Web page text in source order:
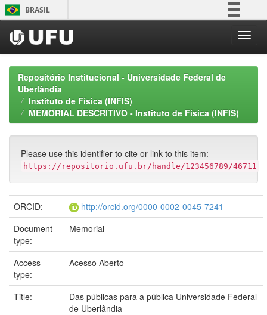
Skip
navigation
BRASIL
Participe
Acesso à informação
Canais
Repositório Institucional - Universidade Federal de
Uberlândia
Instituto de Física (INFIS)
MEMORIAL DESCRITIVO - Instituto de Física (INFIS)
Please use this identifier to cite or link to this item:
https://repositorio.ufu.br/handle/123456789/46711
ORCID:
http://orcid.org/0000-0002-0045-7241
Document
type:
Memorial
Access
type:
Acesso Aberto
Title:
Das públicas para a pública Universidade Federal
de Uberlândia